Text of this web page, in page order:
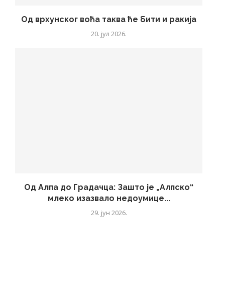
Од врхунског воћа таква ће бити и ракија
20. јул 2026.
Од Алпа до Градачца: Зашто је „Алпско“
млеко изазвало недоумице...
29. јун 2026.